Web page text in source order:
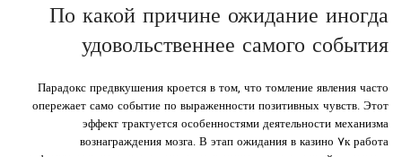
По какой причине ожидание иногда
удовольственнее самого события
Парадокс предвкушения кроется в том, что томление явления часто
опережает само событие по выраженности позитивных чувств. Этот
эффект трактуется особенностями деятельности механизма
вознаграждения мозга. В этап ожидания в казино ۷к работа